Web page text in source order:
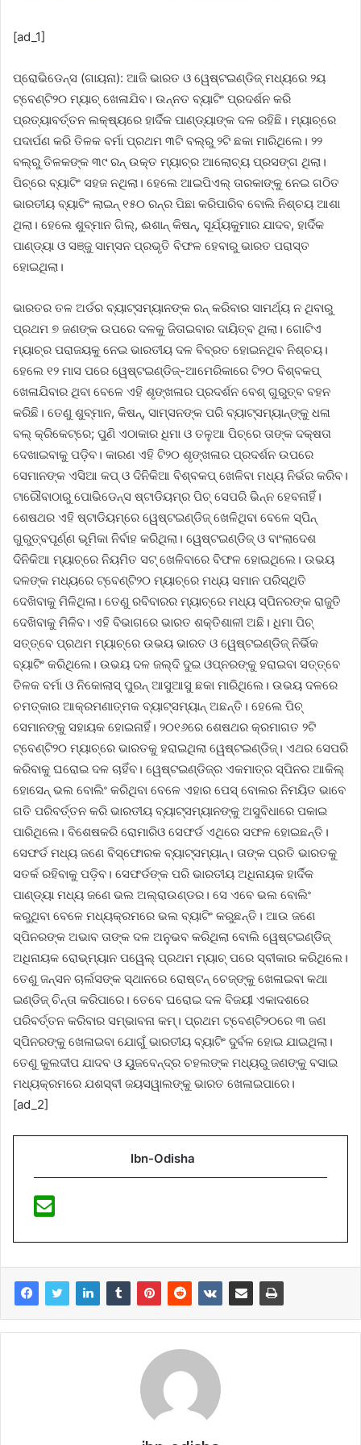
[ad_1]
ପ୍ରୋଭିଡେନ୍‌ସ (ଗାୟନା): ଆଜି ଭାରତ ଓ ୱେଷ୍ଟଇଣ୍ଡିଜ୍‌ ମଧ୍ୟରେ ୨ୟ
ଟ୍ବେଣ୍ଟି୨୦ ମ୍ୟାଚ୍‌ ଖେଳାଯିବ। ଉନ୍ନତ ବ୍ୟାଟିଂ ପ୍ରଦର୍ଶନ କରି
ପ୍ରତ୍ୟାବର୍ତ୍ତନ ଲକ୍ଷ୍ୟରେ ହାର୍ଦିକ ପାଣ୍ଡ୍ୟାଙ୍କ ଦଳ ରହିଛି। ମ୍ୟାଚ୍‌ରେ
ପଦାର୍ପଣ କରି ତିଳକ ବର୍ମା ପ୍ରଥମ ୩ଟି ବଲ୍‌ରୁ ୨ଟି ଛକା ମାରିଥିଲେ। ୨୨
ବଲ୍‌ରୁ ତିଳକଙ୍କ ୩୯ ରନ୍‌ ଉକ୍ତ ମ୍ୟାଚ୍‌ର ଆଲୋଚ୍ୟ ପ୍ରସଙ୍ଗ ଥିଲା।
ପିଚ୍‌ରେ ବ୍ୟାଟିଂ ସହଜ ନଥିଲା। ହେଲେ ଆଇପିଏଲ୍‌ ତାରକାଙ୍କୁ ନେଇ ଗଠିତ
ଭାରତୀୟ ବ୍ୟାଟିଂ ଲାଇନ୍‌ ୧୫୦ ରନ୍‌ର ପିଛା କରିପାରିବ ବୋଲି ନିଶ୍ଚୟ ଆଶା
ଥିଲା। ହେଲେ ଶୁବ୍‌ମାନ ଗିଲ୍‌, ଈଶାନ୍ କିଷନ୍, ସୂର୍ଯ୍ୟକୁମାର ଯାଦବ, ହାର୍ଦିକ
ପାଣ୍ଡ୍ୟା ଓ ସଞ୍ଜୁ ସାମ୍‌ସନ ପ୍ରଭୃତି ବିଫଳ ହେବାରୁ ଭାରତ ପରାସ୍ତ
ହୋଇଥିଲା।
ଭାରତର ତଳ ଅର୍ଡର ବ୍ୟାଟ୍‌ସମ୍ୟାନଙ୍କ ରନ୍ କରିବାର ସାମର୍ଥ୍ୟ ନ ଥିବାରୁ
ପ୍ରଥମ ୭ ଜଣଙ୍କ ଉପରେ ଦଳକୁ ଜିତାଇବାର ଦାୟିତ୍ବ ଥିଲା। ଗୋଟିଏ
ମ୍ୟାଚ୍‌ର ପରାଜୟକୁ ନେଇ ଭାରତୀୟ ଦଳ ବିବ୍ରତ ହୋଇନଥିବ ନିଶ୍ଚୟ।
ହେଲେ ୧୨ ମାସ ପରେ ୱେଷ୍ଟଇଣ୍ଡିଜ୍‌-ଆମେରିକାରେ ଟି୨୦ ବିଶ୍ବକପ୍‌
ଖେଳାଯିବାର ଥିବା ବେଳେ ଏହି ଶୃଙ୍ଖଳାର ପ୍ରଦର୍ଶନ ବେଶ୍‌ ଗୁରୁତ୍ବ ବହନ
କରିଛି। ତେଣୁ ଶୁବ୍‌ମାନ, କିଷନ୍, ସାମ୍‌ସନଙ୍କ ପରି ବ୍ୟାଟ୍‌ସମ୍ୟାନ୍‌ଙ୍କୁ ଧଳା
ବଲ୍‌ କ୍ରିକେଟ୍‌ରେ; ପୁଣି ଏଠାକାର ଧିମା ଓ ତଳୁଆ ପିଚ୍‌ରେ ତାଙ୍କ ଦକ୍ଷତା
ଦେଖାଇବାକୁ ପଡ଼ିବ। କାରଣ ଏହି ଟି୨୦ ଶୃଙ୍ଖଳାର ପ୍ରଦର୍ଶନ ଉପରେ
ସେମାନଙ୍କ ଏସିଆ କପ୍‌ ଓ ଦିନିକିଆ ବିଶ୍ବକପ୍‌ ଖେଳିବା ମଧ୍ୟ ନିର୍ଭର କରିବ।
ଟାରୌବାଠାରୁ ପୋଭିଡେନ୍‌ସ ଷ୍ଟାଡିୟମ୍‌ର ପିଚ୍‌ ସେପରି ଭିନ୍ନ ହେବନାହିଁ।
ଶେଷଥର ଏହି ଷ୍ଟାଡିୟମ୍‌ରେ ୱେଷ୍ଟଇଣ୍ଡିଜ୍‌ ଖେଳିଥିବା ବେଳେ ସ୍ପିନ୍
ଗୁରୁତ୍ବପୂର୍ଣ୍ଣ ଭୂମିକା ନିର୍ବାହ କରିଥିଲା। ୱେଷ୍ଟଇଣ୍ଡିଜ୍‌ ଓ ବାଂଲାଦେଶ
ଦିନିକିଆ ମ୍ୟାଚ୍‌ରେ ନିୟମିତ ସଟ୍‌ ଖେଳିବାରେ ବିଫଳ ହୋଇଥିଲେ। ଉଭୟ
ଦଳଙ୍କ ମଧ୍ୟରେ ଟ୍ବେଣ୍ଟି୨୦ ମ୍ୟାଚ୍‌ରେ ମଧ୍ୟ ସମାନ ପରିସ୍ଥିତି
ଦେଖିବାକୁ ମିଳିଥିଲା। ତେଣୁ ରବିବାରର ମ୍ୟାଚ୍‌ରେ ମଧ୍ୟ ସ୍ପିନରଙ୍କ ରାଜୁତି
ଦେଖିବାକୁ ମିଳିବ। ଏହି ବିଭାଗରେ ଭାରତ ଶକ୍ତିଶାଳୀ ଅଛି। ଧିମା ପିଚ୍‌
ସତ୍ତ୍ବେ ପ୍ରଥମ ମ୍ୟାଚ୍‌ରେ ଉଭୟ ଭାରତ ଓ ୱେଷ୍ଟଇଣ୍ଡିଜ୍‌ ନିର୍ଭିକ
ବ୍ୟାଟିଂ କରିଥିଲେ। ଉଭୟ ଦଳ ଜଲ୍‌ଦି ଦୁଇ ଓପ୍‌ନରଙ୍କୁ ହରାଇବା ସତ୍ତ୍ବେ
ତିଳକ ବର୍ମା ଓ ନିକୋଲାସ୍‌ ପୁରନ୍ ଆସୁଆସୁ ଛକା ମାରିଥିଲେ। ଉଭୟ ଦଳରେ
ଚମତ୍କାର ଆକ୍ରମଣାତ୍ମକ ବ୍ୟାଟ୍‌ସମ୍ୟାନ୍ ଅଛନ୍ତି। ହେଲେ ପିଚ୍‌
ସେମାନଙ୍କୁ ସହାୟକ ହୋଇନାହିଁ। ୨୦୧୬ରେ ଶେଷଥର କ୍ରମାଗତ ୨ଟି
ଟ୍ବେଣ୍ଟି୨୦ ମ୍ୟାଚ୍‌ରେ ଭାରତକୁ ହରାଇଥିଲା ୱେଷ୍ଟଇଣ୍ଡିଜ୍‌। ଏଥର ସେପରି
କରିବାକୁ ଘରୋଇ ଦଳ ଚାହିଁବ। ୱେଷ୍ଟଇଣ୍ଡିଜ୍‌ର ଏକମାତ୍ର ସ୍ପିନର ଆକିଲ୍‌
ହୋସେନ୍ ଭଲ ବୋଲିଂ କରିଥିବା ବେଳେ ଏହାର ପେସ୍‌ ବୋଲର ନିମୟିତ ଭାବେ
ଗତି ପରିବର୍ତ୍ତନ କରି ଭାରତୀୟ ବ୍ୟାଟ୍‌ସମ୍ୟାନଙ୍କୁ ଅସୁବିଧାରେ ପକାଇ
ପାରିଥିଲେ। ବିଶେଷକରି ରୋମାରିଓ ସେଫର୍ଡ ଏଥିରେ ସଫଳ ହୋଇଛନ୍ତି।
ସେଫର୍ଡ ମଧ୍ୟ ଜଣେ ବିସ୍ଫୋରକ ବ୍ୟାଟ୍‌ସମ୍ୟାନ୍। ତାଙ୍କ ପ୍ରତି ଭାରତକୁ
ସତର୍କ ରହିବାକୁ ପଡ଼ିବ। ସେଫର୍ଡଙ୍କ ପରି ଭାରତୀୟ ଅଧିନାୟକ ହାର୍ଦିକ
ପାଣ୍ଡ୍ୟା ମଧ୍ୟ ଜଣେ ଭଲ ଅଲ୍‌ରାଉଣ୍ଡର। ସେ ଏବେ ଭଲ ବୋଲିଂ
କରୁଥିବା ବେଳେ ମଧ୍ୟକ୍ରମରେ ଭଲ ବ୍ୟାଟିଂ କରୁଛନ୍ତି। ଆଉ ଜଣେ
ସ୍ପିନରଙ୍କ ଅଭାବ ତାଙ୍କ ଦଳ ଅନୁଭବ କରିଥିଲା ବୋଲି ୱେଷ୍ଟଇଣ୍ଡିିଜ୍‌
ଅଧିନାୟକ ରୋଭ୍‌ମ୍ୟାନ ପୱେଲ୍‌ ପ୍ରଥମ ମ୍ୟାଚ୍‌ ପରେ ସ୍ବୀକାର କରିଥିଲେ।
ତେଣୁ ଜନ୍‌ସନ ଚାର୍ଲସଙ୍କ ସ୍ଥାନରେ ରୋଷ୍ଟନ୍ ଚେଜ୍‌ଙ୍କୁ ଖେଳାଇବା କଥା
ଇଣ୍ଡିଜ୍‌ ଚିନ୍ତା କରିପାରେ। ତେବେ ଘରୋଇ ଦଳ ବିଜୟୀ ଏକାଦଶରେ
ପରିବର୍ତ୍ତନ କରିବାର ସମ୍ଭାବନା କମ୍‌। ପ୍ରଥମ ଟ୍ବେଣ୍ଟି୨୦ରେ ୩ ଜଣ
ସ୍ପିନରଙ୍କୁ ଖେଳାଇବା ଯୋଗୁଁ ଭାରତୀୟ ବ୍ୟାଟିଂ ଦୁର୍ବଳ ହୋଇ ଯାଇଥିଲା।
ତେଣୁ କୁଲଦୀପ ଯାଦବ ଓ ୟୁଜବେନ୍ଦ୍ର ଚହଲଙ୍କ ମଧ୍ୟରୁ ଜଣଙ୍କୁ ବସାଇ
ମଧ୍ୟକ୍ରମରେ ଯଶସ୍ବୀ ଜୟସୱାଲଙ୍କୁ ଭାରତ ଖେଳାଇପାରେ।
[ad_2]
Ibn-Odisha